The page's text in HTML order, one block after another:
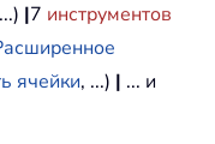
|7 инструментов
ячейки, ...) | ... и